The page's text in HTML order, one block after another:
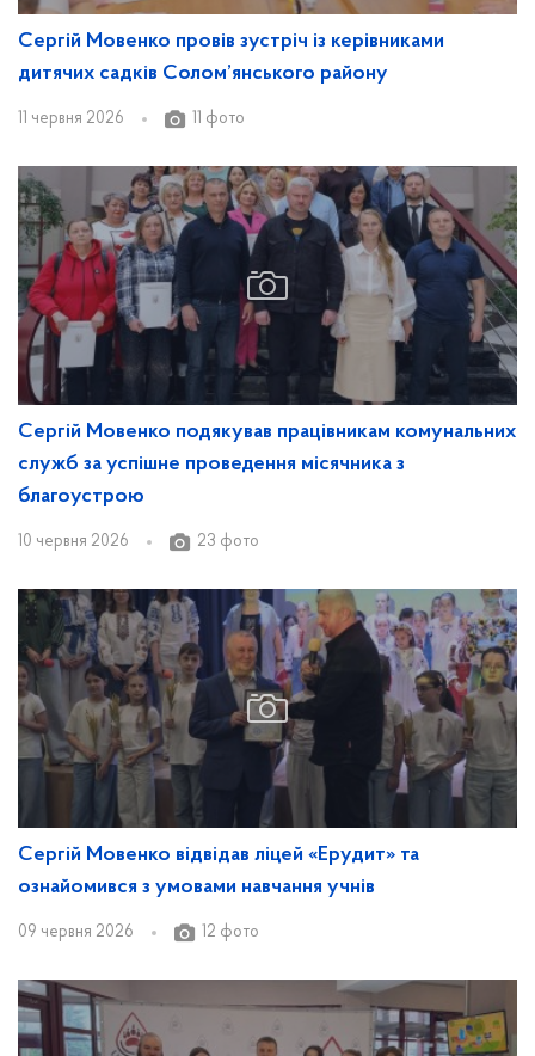
Сергій Мовенко провів зустріч із керівниками
дитячих садків Солом’янського району
11 червня 2026 11 фото
Сергій Мовенко подякував працівникам комунальних
служб за успішне проведення місячника з
благоустрою
10 червня 2026 23 фото
Сергій Мовенко відвідав ліцей «Ерудит» та
ознайомився з умовами навчання учнів
09 червня 2026 12 фото